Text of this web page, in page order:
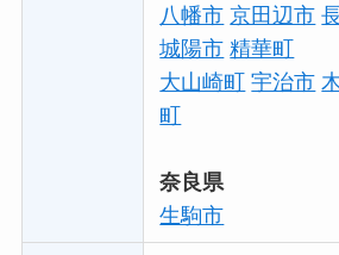
八幡市 京田辺市
城陽市 精華町
大山崎町
宇治市
町
奈良県
生駒市